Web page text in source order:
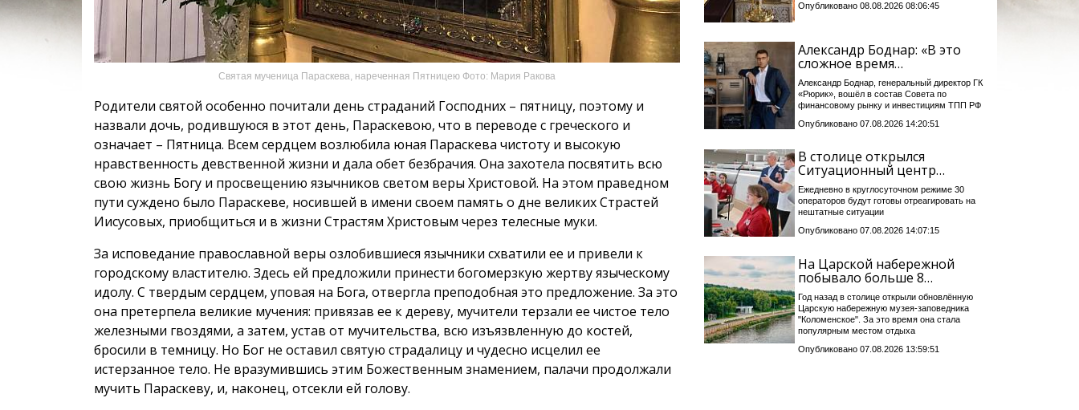
Святая мученица Параскева, нареченная Пятницею Фото: Мария Ракова
Родители святой особенно почитали день страданий Господних – пятницу, поэтому и
назвали дочь, родившуюся в этот день, Параскевою, что в переводе с греческого и
означает – Пятница. Всем сердцем возлюбила юная Параскева чистоту и высокую
нравственность девственной жизни и дала обет безбрачия. Она захотела посвятить всю
свою жизнь Богу и просвещению язычников светом веры Христовой. На этом праведном
пути суждено было Параскеве, носившей в имени своем память о дне великих Страстей
Иисусовых, приобщиться и в жизни Страстям Христовым через телесные муки.
За исповедание православной веры озлобившиеся язычники схватили ее и привели к
городскому властителю. Здесь ей предложили принести богомерзкую жертву языческому
идолу. С твердым сердцем, уповая на Бога, отвергла преподобная это предложение. За это
она претерпела великие мучения: привязав ее к дереву, мучители терзали ее чистое тело
железными гвоздями, а затем, устав от мучительства, всю изъязвленную до костей,
бросили в темницу. Но Бог не оставил святую страдалицу и чудесно исцелил ее
истерзанное тело. Не вразумившись этим Божественным знамением, палачи продолжали
мучить Параскеву, и, наконец, отсекли ей голову.
Опубликовано 08.08.2026 08:06:45
Александр Боднар: «В это
сложное время…
Александр Боднар, генеральный директор ГК
«Рюрик», вошёл в состав Совета по
финансовому рынку и инвестициям ТПП РФ
Опубликовано 07.08.2026 14:20:51
В столице открылся
Ситуационный центр…
Ежедневно в круглосуточном режиме 30
операторов будут готовы отреагировать на
нештатные ситуации
Опубликовано 07.08.2026 14:07:15
На Царской набережной
побывало больше 8…
Год назад в столице открыли обновлённую
Царскую набережную музея-заповедника
"Коломенское". За это время она стала
популярным местом отдыха
Опубликовано 07.08.2026 13:59:51